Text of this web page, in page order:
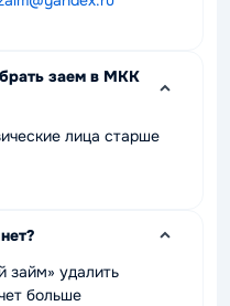
заем в МКК
лица старше
займ» удалить
больше